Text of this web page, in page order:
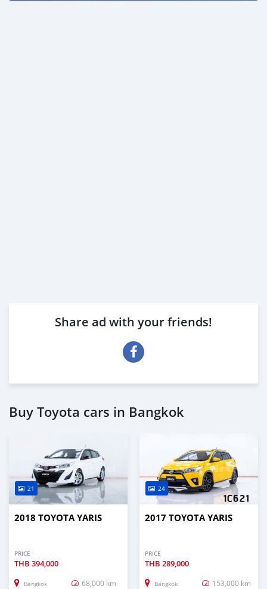
Share ad with your friends!
Buy Toyota cars in Bangkok
21
2018 TOYOTA YARIS
PRICE
THB 394,000
Bangkok 68,000 km
24
2017 TOYOTA YARIS
PRICE
THB 289,000
Bangkok 153,000 km